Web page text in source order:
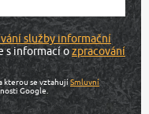
služby informační
s informací ozpracování
kterou se vztahujíSmluvní
Google.